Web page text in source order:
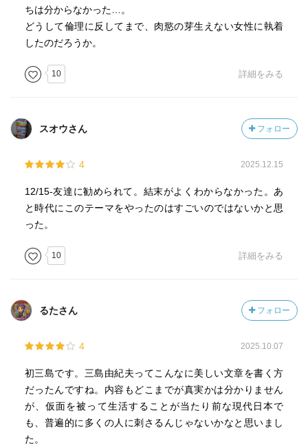
ちは分からなかった…。
どうして倫理に反してまで、肉慾の芽生えない女性に執着
したのだろうか。
10 詳細をみる
スオウさん フォロー
4 2025.12.15
12/15-友達に勧められて。結末がよくわからなかった。あ
と時代にこのテーマをやったのはすごいのではないかと思
った。
10 詳細をみる
るたさん フォロー
4 2025.10.07
初三島です。三島由紀夫ってこんなに美しい文章を書く方
だったんですね。内容もどこまでが真実かは分かりません
が、仮面を被って生活することが当たり前な現代日本で
も、普遍的に多くの人に刺さるんじゃないかなと思いまし
た。